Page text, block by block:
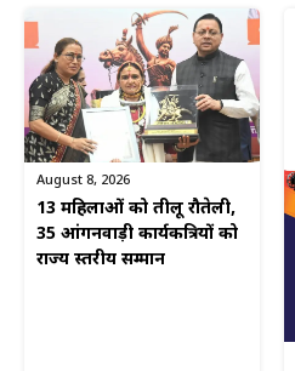
August 8, 2026
13 महिलाओं को तीलू रौतेली,
35 आंगनवाड़ी कार्यकत्रियों को
राज्य स्तरीय सम्मान